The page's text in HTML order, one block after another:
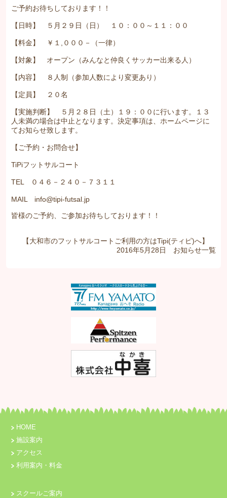
ご予約お待ちしております！！
【日時】 ５月２９日（日） １０：００～１１：００
【料金】 ￥１,０００－（一律）
【対象】 オープン（みんなと仲良くサッカー出来る人）
【内容】 ８人制（参加人数により変更あり）
【定員】 ２０名
【実施判断】 ５月２８日（土）１９：００に行います。１３
人未満の場合は中止となります。決定事項は、ホームページに
てお知らせ致します。
【ご予約・お問合せ】
TiPiフットサルコート
TEL ０４６－２４０－７３１１
MAIL info@tipi-futsal.jp
皆様のご予約、ご参加お待ちしております！！
【大和市のフットサルコートご利用の方はTipi(ティピ)へ】
2016年5月28日 お知らせ一覧
HOME
施設案内
アクセス
利用案内・料金
スクールご案内